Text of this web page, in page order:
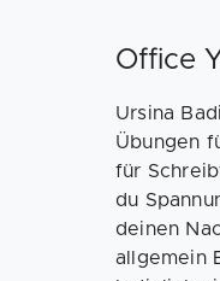
Office
Ursina
Übungen
für
du
deinen
allgemein